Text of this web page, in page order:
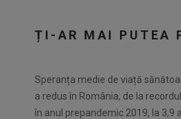
ȚI-AR MAI PUTEA
Speranța medie de viață
a redus în România, de la
în anul prepandemic 2019, la 3,9